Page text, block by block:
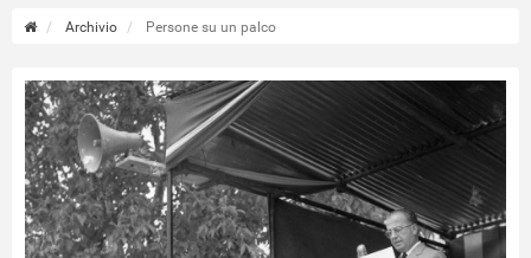
Archivio Persone su un palco